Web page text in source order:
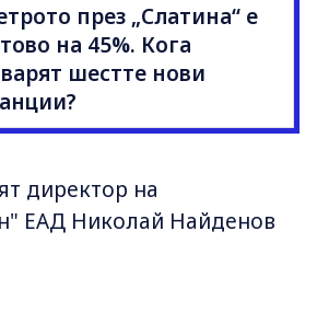
през „Слатина“ е
на 45%. Кога
шестте нови
директор на
ЕАД Николай Найденов